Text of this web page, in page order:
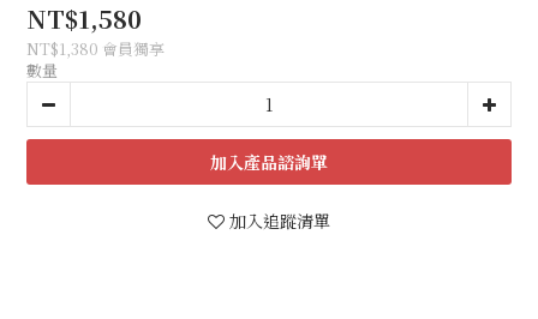
NT$1,580
NT$1,380 會員獨享
數量
加入追蹤清單